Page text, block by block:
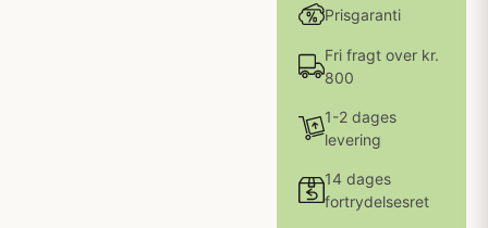
Prisgaranti
Fri fragt over kr.
800
1-2 dages
levering
14 dages
fortrydelsesret